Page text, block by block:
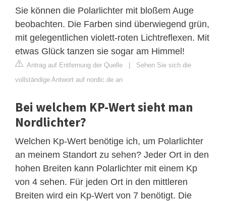
Sie können die Polarlichter mit bloßem Auge
beobachten. Die Farben sind überwiegend grün,
mit gelegentlichen violett-roten Lichtreflexen. Mit
etwas Glück tanzen sie sogar am Himmel!
Antrag auf Entfernung der Quelle | Sehen Sie sich die
vollständige Antwort auf nordic.de an
Bei welchem KP-Wert sieht man
Nordlichter?
Welchen Kp-Wert benötige ich, um Polarlichter
an meinem Standort zu sehen? Jeder Ort in den
hohen Breiten kann Polarlichter mit einem Kp
von 4 sehen. Für jeden Ort in den mittleren
Breiten wird ein Kp-Wert von 7 benötigt. Die